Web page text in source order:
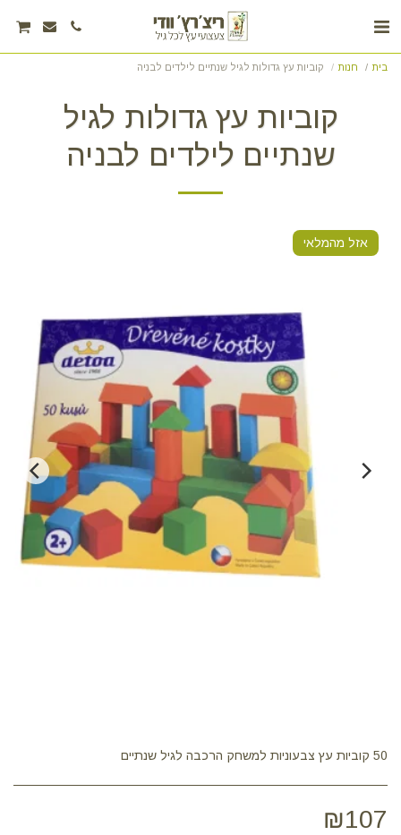
בית חנות קוביות עץ גדולות לגיל שנתיים לילדים לבניה
קוביות עץ גדולות לגיל
שנתיים לילדים לבניה
אזל מהמלאי
50 קוביות עץ צבעוניות למשחק הרכבה לגיל שנתיים
₪107